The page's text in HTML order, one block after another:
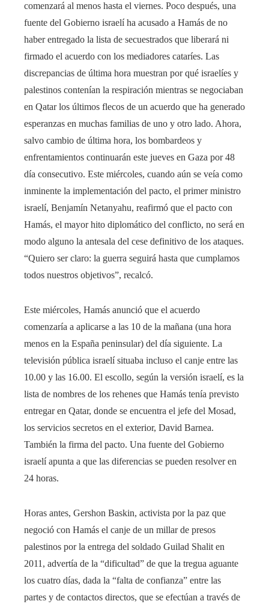
comenzará al menos hasta el viernes. Poco después, una
fuente del Gobierno israelí ha acusado a Hamás de no
haber entregado la lista de secuestrados que liberará ni
firmado el acuerdo con los mediadores cataríes. Las
discrepancias de última hora muestran por qué israelíes y
palestinos contenían la respiración mientras se negociaban
en Qatar los últimos flecos de un acuerdo que ha generado
esperanzas en muchas familias de uno y otro lado. Ahora,
salvo cambio de última hora, los bombardeos y
enfrentamientos continuarán este jueves en Gaza por 48
día consecutivo. Este miércoles, cuando aún se veía como
inminente la implementación del pacto, el primer ministro
israelí, Benjamín Netanyahu, reafirmó que el pacto con
Hamás, el mayor hito diplomático del conflicto, no será en
modo alguno la antesala del cese definitivo de los ataques.
“Quiero ser claro: la guerra seguirá hasta que cumplamos
todos nuestros objetivos”, recalcó.
Este miércoles, Hamás anunció que el acuerdo
comenzaría a aplicarse a las 10 de la mañana (una hora
menos en la España peninsular) del día siguiente. La
televisión pública israelí situaba incluso el canje entre las
10.00 y las 16.00. El escollo, según la versión israelí, es la
lista de nombres de los rehenes que Hamás tenía previsto
entregar en Qatar, donde se encuentra el jefe del Mosad,
los servicios secretos en el exterior, David Barnea.
También la firma del pacto. Una fuente del Gobierno
israelí apunta a que las diferencias se pueden resolver en
24 horas.
Horas antes, Gershon Baskin, activista por la paz que
negoció con Hamás el canje de un millar de presos
palestinos por la entrega del soldado Guilad Shalit en
2011, advertía de la “dificultad” de que la tregua aguante
los cuatro días, dada la “falta de confianza” entre las
partes y de contactos directos, que se efectúan a través de